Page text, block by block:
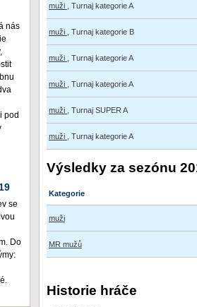
muži , Turnaj kategorie A
muži , Turnaj kategorie B
muži , Turnaj kategorie A
muži , Turnaj kategorie A
muži , Turnaj SUPER A
muži , Turnaj kategorie A
Výsledky za sezónu
Kategorie
muži
MR mužů
Historie hráče
nás
pod
se
Do